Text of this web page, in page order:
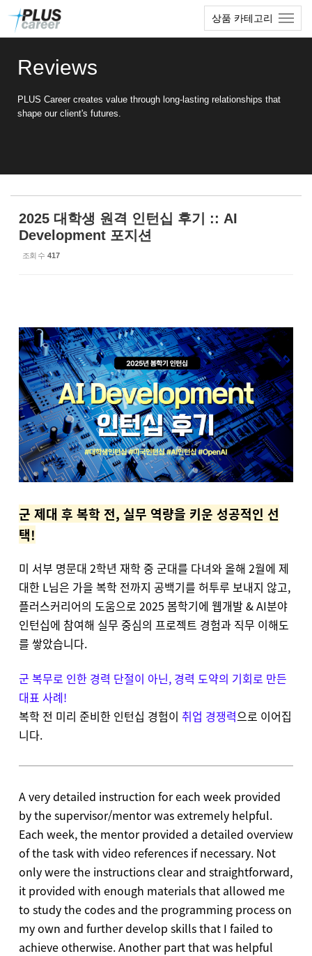
상품 카테고리
Reviews
PLUS Career creates value through long-lasting relationships that
shape our client's futures.
2025 대학생 원격 인턴십 후기 :: AI
Development 포지션
조회 수 417
군 제대 후 복학 전, 실무 역량을 키운 성공적인 선
택!
미 서부 명문대 2학년 재학 중 군대를 다녀와 올해 2월에 제
대한 L님은 가을 복학 전까지 공백기를 허투루 보내지 않고,
플러스커리어의 도움으로 2025 봄학기에 웹개발 & AI분야
인턴십에 참여해 실무 중심의 프로젝트 경험과 직무 이해도
를 쌓았습니다.
군 복무로 인한 경력 단절이 아닌, 경력 도약의 기회로 만든
대표 사례!
복학 전 미리 준비한 인턴십 경험이 취업 경쟁력으로 이어집
니다.
A very detailed instruction for each week provided
by the supervisor/mentor was extremely helpful.
Each week, the mentor provided a detailed overview
of the task with video references if necessary. Not
only were the instructions clear and straightforward,
it provided with enough materials that allowed me
to study the codes and the programming process on
my own and further develop skills that I failed to
achieve otherwise. Another part that was helpful